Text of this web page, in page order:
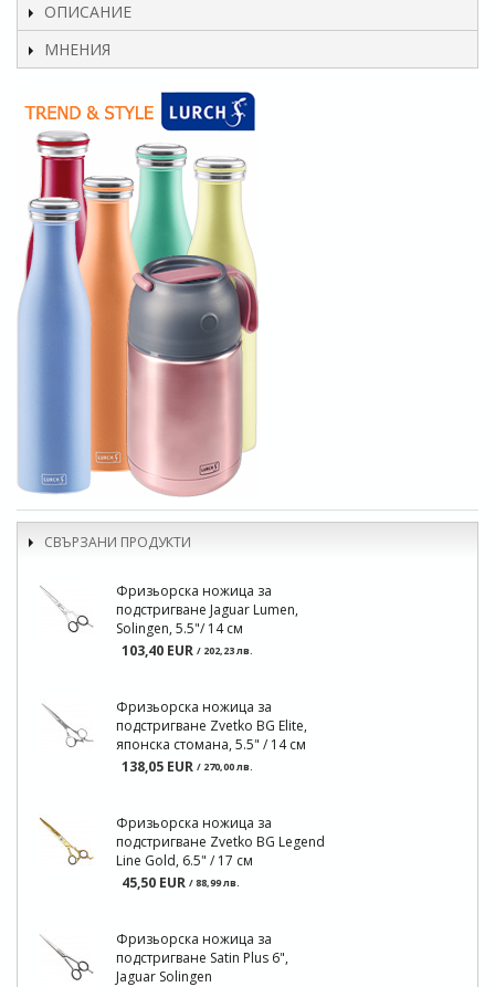
ОПИСАНИЕ
МНЕНИЯ
СВЪРЗАНИ ПРОДУКТИ
Фризьорска ножица за
подстригване Jaguar Lumen,
Solingen, 5.5"/ 14 см
103,40 EUR / 202,23 лв.
Фризьорска ножица за
подстригване Zvetko BG Elite,
японска стомана, 5.5" / 14 см
138,05 EUR / 270,00 лв.
Фризьорска ножица за
подстригване Zvetko BG Legend
Line Gold, 6.5" / 17 см
45,50 EUR / 88,99 лв.
Фризьорска ножица за
подстригване Satin Plus 6",
Jaguar Solingen